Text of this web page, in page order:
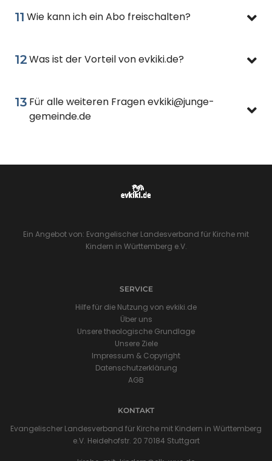
11 Wie kann ich ein Abo freischalten?
12Was ist der Vorteil von evkiki.de?
13 Für alle weiteren Fragen evkiki@junge-
gemeinde.de
Ein Angebot von: Evangelischer Landesverband für Kirche mit
Kindern in Württemberg e.V.
SERVICE
Hilfe für die Nutzung von evkiki.de
Über uns
Unsere theologische Grundlage
Unsere Ziele
Impressum & Copyright
Datenschutzerklärung
AGB
KONTAKT
Evangelischer Landesverband für Kirche mit Kindern in Württemberg
e.V. Heidehofstr. 20 70184 Stuttgart